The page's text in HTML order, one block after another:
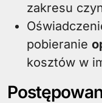
zakresu
pobieranie
kosztów w